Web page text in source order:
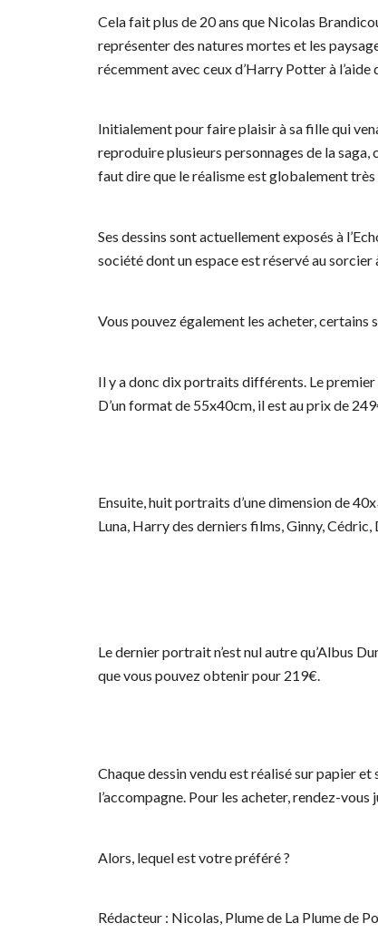
Cela fait plus de 20 ans que Nicolas
représenter des natures mortes et les
récemment avec ceux d’Harry Potter à l’aide
Initialement pour faire plaisir à sa fille qui
reproduire plusieurs personnages de la
faut dire que le réalisme est globalement
Ses dessins sont actuellement exposés à
société dont un espace est réservé au sorcier
Vous pouvez également les acheter, certains
Il y a donc dix portraits différents. Le
D’un format de 55x40cm, il est au prix de
Ensuite, huit portraits d’une dimension de
Luna, Harry des derniers films, Ginny, Cédric,
Le dernier portrait n’est nul autre qu’Albus
que vous pouvez obtenir pour 219€.
Chaque dessin vendu est réalisé sur papier
l’accompagne. Pour les acheter, rendez-vous
Alors, lequel est votre préféré ?
Rédacteur : Nicolas, Plume de La Plume de